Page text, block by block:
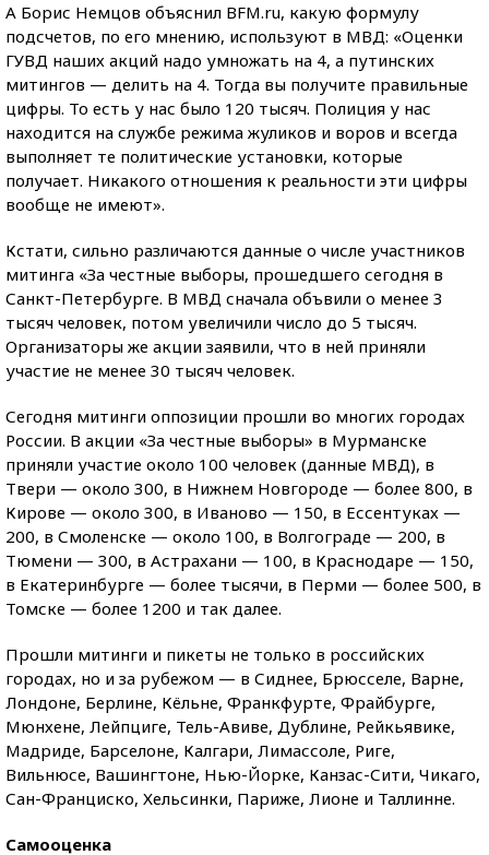
А Борис Немцов объяснил BFM.ru, какую формулу
подсчетов, по его мнению, используют в МВД: «Оценки
ГУВД наших акций надо умножать на 4, а путинских
митингов — делить на 4. Тогда вы получите правильные
цифры. То есть у нас было 120 тысяч. Полиция у нас
находится на службе режима жуликов и воров и всегда
выполняет те политические установки, которые
получает. Никакого отношения к реальности эти цифры
вообще не имеют».
Кстати, сильно различаются данные о числе участников
митинга «За честные выборы, прошедшего сегодня в
Санкт-Петербурге. В МВД сначала объвили о менее 3
тысяч человек, потом увеличили число до 5 тысяч.
Организаторы же акции заявили, что в ней приняли
участие не менее 30 тысяч человек.
Сегодня митинги оппозиции прошли во многих городах
России. В акции «За честные выборы» в Мурманске
приняли участие около 100 человек (данные МВД), в
Твери — около 300, в Нижнем Новгороде — более 800, в
Кирове — около 300, в Иваново — 150, в Ессентуках —
200, в Смоленске — около 100, в Волгограде — 200, в
Тюмени — 300, в Астрахани — 100, в Краснодаре — 150,
в Екатеринбурге — более тысячи, в Перми — более 500, в
Томске — более 1200 и так далее.
Прошли митинги и пикеты не только в российских
городах, но и за рубежом — в Сиднее, Брюсселе, Варне,
Лондоне, Берлине, Кёльне, Франкфурте, Фрайбурге,
Мюнхене, Лейпциге, Тель-Авиве, Дублине, Рейкьявике,
Мадриде, Барселоне, Калгари, Лимассоле, Риге,
Вильнюсе, Вашингтоне, Нью-Йорке, Канзас-Сити, Чикаго,
Сан-Франциско, Хельсинки, Париже, Лионе и Таллинне.
Самооценка